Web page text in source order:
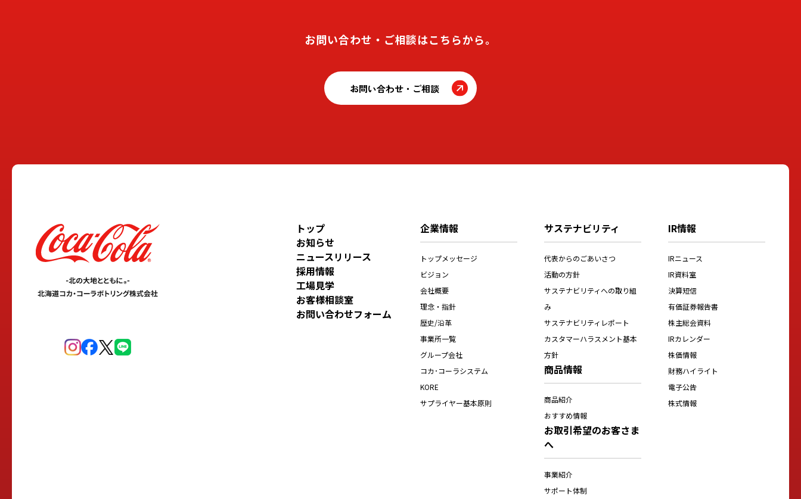
お問い合わせ・ご相談はこちらから。
お問い合わせ・ご相談
トップ
お知らせ
ニュースリリース
採用情報
工場見学
お客様相談室
お問い合わせフォーム
企業情報
トップメッセージ
ビジョン
会社概要
理念・指針
歴史/沿革
事業所一覧
グループ会社
コカ･コーラシステム
KORE
サプライヤー基本原則
サステナビリティ
代表からのごあいさつ
活動の方針
サステナビリティへの取り組
み
サステナビリティレポート
カスタマーハラスメント基本
方針
商品情報
商品紹介
おすすめ情報
お取引希望のお客さま
へ
事業紹介
サポート体制
IR情報
IRニュース
IR資料室
決算短信
有価証券報告書
株主総会資料
IRカレンダー
株価情報
財務ハイライト
電子公告
株式情報